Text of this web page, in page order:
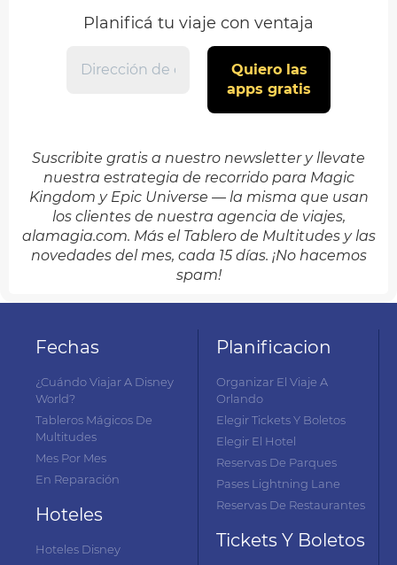
Planificá tu viaje con ventaja
Suscribite gratis a nuestro newsletter y llevate
nuestra estrategia de recorrido para Magic
Kingdom y Epic Universe — la misma que usan
los clientes de nuestra agencia de viajes,
alamagia.com. Más el Tablero de Multitudes y las
novedades del mes, cada 15 días. ¡No hacemos
spam!
Fechas
¿Cuándo Viajar A Disney
World?
Tableros Mágicos De
Multitudes
Mes Por Mes
En Reparación
Hoteles
Hoteles Disney
Planificacion
Organizar El Viaje A
Orlando
Elegir Tickets Y Boletos
Elegir El Hotel
Reservas De Parques
Pases Lightning Lane
Reservas De Restaurantes
Tickets Y Boletos